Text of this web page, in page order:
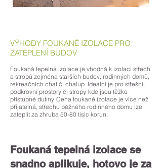
VÝHODY FOUKANÉ IZOLACE PRO
ZATEPLENÍ BUDOV
Foukaná tepelná izolace je vhodná k izolaci střech
a stropů zejména starších budov, rodinných domů,
rekreačních chat či chalup. Ideální je pro střešní,
podkrovní prostory či stropy, kde jsou těžko
přístupné dutiny. Cena foukané izolace je více než
přijatelná, střechu běžného rodinného domu lze
zateplit za zhruba 50-80 tisíc korun.
Foukaná tepelná izolace se
snadno aplikuje, hotovo je za